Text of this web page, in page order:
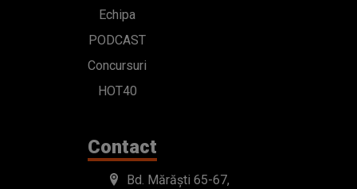
Echipa
PODCAST
Concursuri
HOT40
Contact
Bd. Mărăști 65-67,